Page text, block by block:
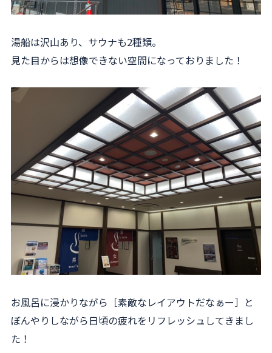
湯船は沢山あり、サウナも2種類。
見た目からは想像できない空間になっておりました！
お風呂に浸かりながら［素敵なレイアウトだなぁー］と
ぼんやりしながら日頃の疲れをリフレッシュしてきまし
た！